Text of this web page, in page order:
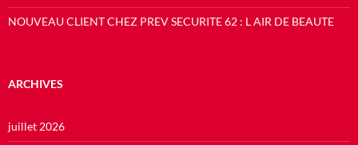
NOUVEAU CLIENT CHEZ PREV SECURITE 62 : L AIR DE BEAUTE
ARCHIVES
juillet 2026